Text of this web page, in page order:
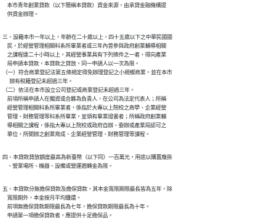
    本市青年創業貸款（以下簡稱本貸款）資金來源，由承貸金融機構提
    供資金辦理。
三、設籍本市一年以上，年齡在二十歲以上，四十五歲以下之中華民國國
    民，於經營管理相關科系所畢業者或三年內曾參與政府創業輔導相關
    之課程達二十小時以上，其經營事業具有下列條件之一者，得向產業
    局申請本貸款，本貸款之貸放，同一申請人以一次為限。
（一）符合商業登記法第五條規定得免辦理登記之小規模商業，並在本市
      辦有稅籍登記未超過三年。
（二）依法在本市設立公司登記或商業登記未超過三年。
    前項所稱申請人在獨資或合夥為負責人，在公司為法定代表人；所稱
    經營管理相關科系所畢業者，係指於大專以上院校之商學、企業經營
    管理、財務管理等科系所畢業，並領有畢業證書者；所稱政府創業輔
    導相關之課程，係指大專以上院校或政府自辦、委辦或產業局認可之
    單位，所開辦之創業育成、企業經營管理、財務管理等課程。
四、本貸款貸放額度最高為新臺幣（以下同）一百萬元，用途以購置廠房
    、營業場所、機器、設備或營運週轉金為限。
五、本貸款分無擔保貸款及擔保貸款，其本金寬限期限最長皆為五年，除
    寬限期外，本金按月平均攤還。
    前項無擔保貸款期限最長為七年，擔保貸款期限最長為十年。
    申請第一項擔保貸款者，應提供十足擔保品。